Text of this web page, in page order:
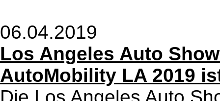
06.04.2019
Los Angeles Auto
AutoMobility LA 2019